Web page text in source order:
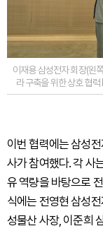
이재용 삼성전자 회장(왼
라 구축을 위한 상호 협
이번 협력에는 삼성
사가 참여했다. 각 사
유 역량을 바탕으로
식에는 전영현 삼성
성물산 사장, 이준희